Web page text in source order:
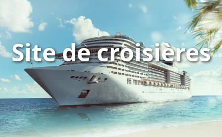
Site de croisières